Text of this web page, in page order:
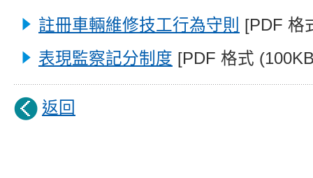
註冊車輛維修技工行為守則
[PDF 格
表現監察記分制度 [PDF 格式
返回